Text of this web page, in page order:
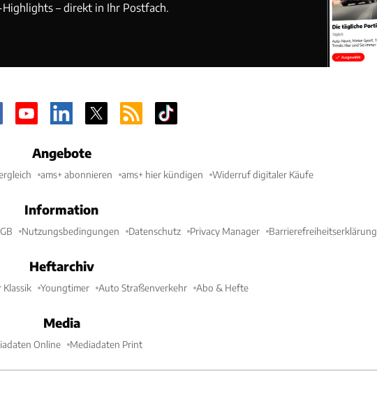
– direkt in Ihr Postfach.
Angebote
ams+ abonnieren ams+ hier kündigen Widerruf digitaler Käufe
Information
Nutzungsbedingungen Datenschutz Privacy Manager Barrierefreiheitserklärung
Heftarchiv
Youngtimer Auto Straßenverkehr Abo & Hefte
Media
Online Mediadaten Print